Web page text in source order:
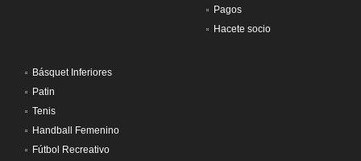
Pagos
Hacete socio
Básquet Inferiores
Patin
Tenis
Handball Femenino
Fútbol Recreativo